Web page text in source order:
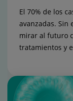
El 70% de los
avanzadas. Sin
mirar al futuro
tratamientos y